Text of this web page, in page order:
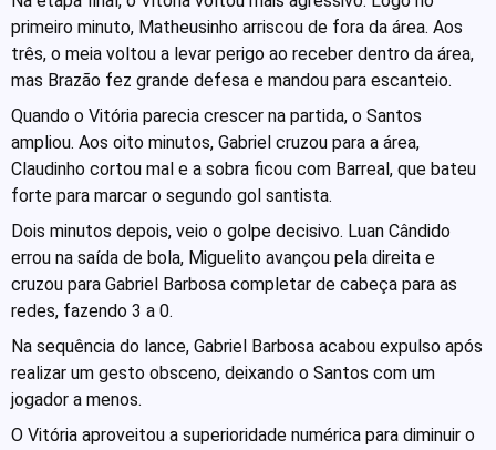
primeiro minuto, Matheusinho arriscou de fora da área. Aos
três, o meia voltou a levar perigo ao receber dentro da área,
mas Brazão fez grande defesa e mandou para escanteio.
Quando o Vitória parecia crescer na partida, o Santos
ampliou. Aos oito minutos, Gabriel cruzou para a área,
Claudinho cortou mal e a sobra ficou com Barreal, que bateu
forte para marcar o segundo gol santista.
Dois minutos depois, veio o golpe decisivo. Luan Cândido
errou na saída de bola, Miguelito avançou pela direita e
cruzou para Gabriel Barbosa completar de cabeça para as
redes, fazendo 3 a 0.
Na sequência do lance, Gabriel Barbosa acabou expulso após
realizar um gesto obsceno, deixando o Santos com um
jogador a menos.
O Vitória aproveitou a superioridade numérica para diminuir o